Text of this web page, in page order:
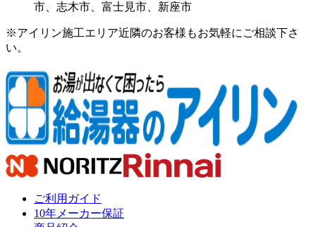
市
志木市 富士見市 新座市
※アイリン施工エリア近隣のお客様もお気軽にご相談下さ
い。
ご利用ガイド
10年メーカー保証